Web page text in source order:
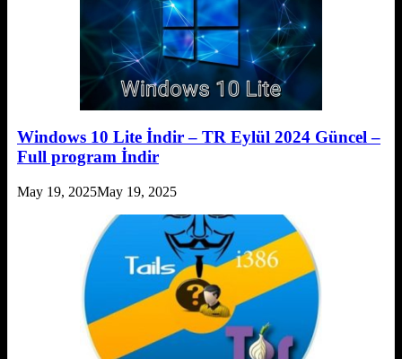
Windows 10 Lite İndir – TR Eylül 2024 Güncel –
Full program İndir
May 19, 2025May 19, 2025